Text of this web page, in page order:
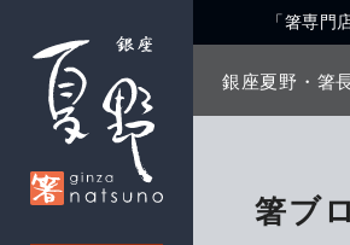
「箸専門
銀座夏野・箸
箸ブ